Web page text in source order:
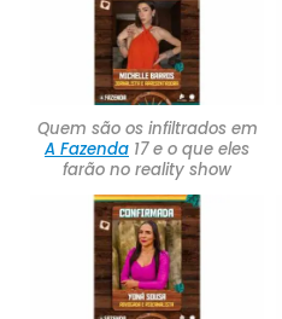
Quem são os infiltrados em
A Fazenda 17 e o que eles
farão no reality show